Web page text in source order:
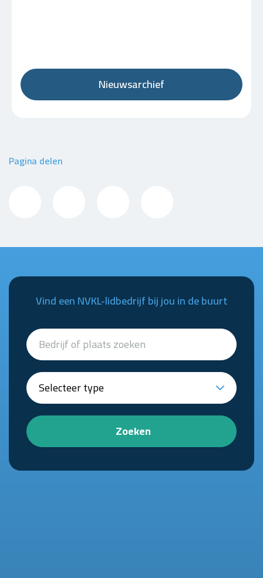
Nieuwsarchief
Pagina delen
Vind een NVKL-lidbedrijf bij jou in de buurt
Zoeken